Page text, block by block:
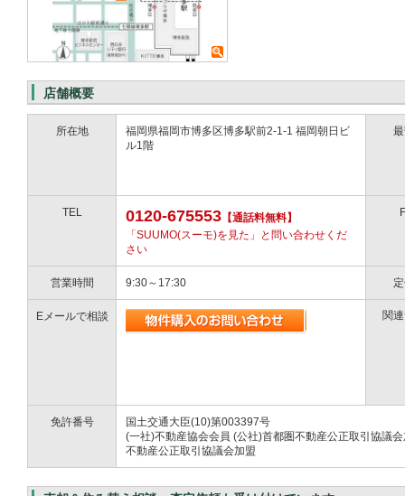
店舗概要
所在地
福岡県福岡市博多区博多駅前2-1-1 福岡朝日ビ
ル1階
TEL 0120-675553 【通話料無料】
「SUUMO(スーモ)を見た」と問い合わせくだ
さい
営業時間 9:30～17:30
Eメールで相談 関
免許番号
国土交通大臣(10)第003397号
(一社)不動産協会会員 (公社)首都圏不動産公正取引協議
不動産公正取引協議会加盟